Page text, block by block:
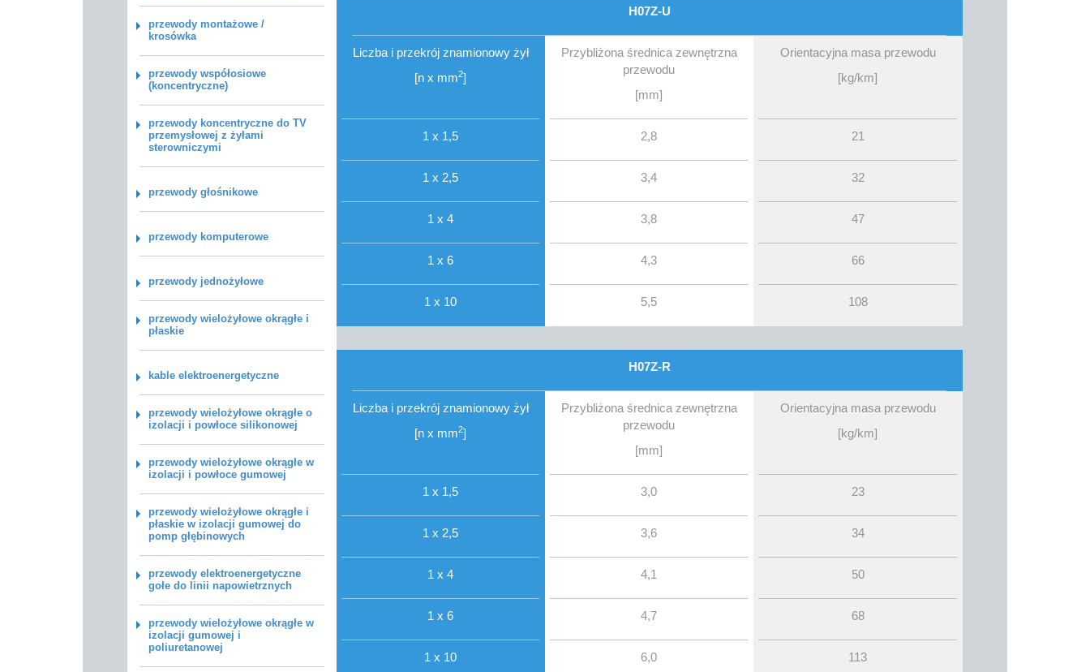
przewody montażowe /
krosówka
przewody współosiowe
(koncentryczne)
przewody koncentryczne do TV
przemysłowej z żyłami
sterowniczymi
przewody głośnikowe
przewody komputerowe
przewody jednożyłowe
przewody wielożyłowe okrągłe i
płaskie
kable elektroenergetyczne
przewody wielożyłowe okrągłe o
izolacji i powłoce silikonowej
przewody wielożyłowe okrągłe w
izolacji i powłoce gumowej
przewody wielożyłowe okrągłe i
płaskie w izolacji gumowej do
pomp głębinowych
przewody elektroenergetyczne
gołe do linii napowietrznych
przewody wielożyłowe okrągłe w
izolacji gumowej i
poliuretanowej
H07Z-U
Liczba i przekrój znamionowy żył
[n x mm2]
Przybliżona średnica zewnętrzna
przewodu
[mm]
Orientacyjna masa przewodu
[kg/km]
1 x 1,5 2,8 21
1 x 2,5 3,4 32
1 x 4 3,8 47
1 x 6 4,3 66
1 x 10 5,5 108
H07Z-R
Liczba i przekrój znamionowy żył
[n x mm2]
Przybliżona średnica zewnętrzna
przewodu
[mm]
Orientacyjna masa przewodu
[kg/km]
1 x 1,5 3,0 23
1 x 2,5 3,6 34
1 x 4 4,1 50
1 x 6 4,7 68
1 x 10 6,0 113